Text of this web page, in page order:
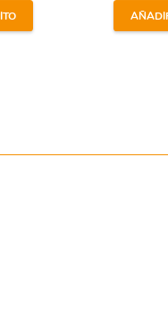
bomba después de
ya que su